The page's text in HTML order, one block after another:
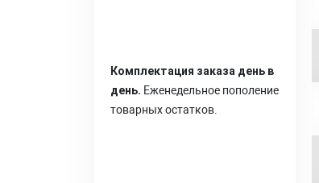
Комплектация заказа день в
день. Еженедельное пополение
товарных остатков.